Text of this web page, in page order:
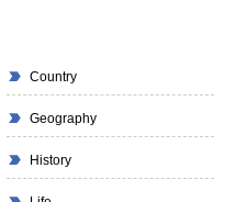
Country
Geography
History